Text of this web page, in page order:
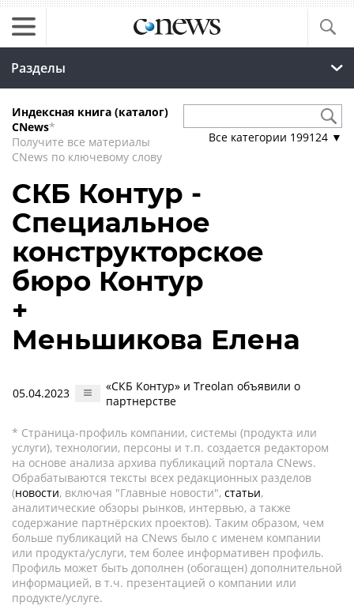
Разделы
Индексная книга (каталог)
CNews*
Получите все материалы
CNews по ключевому слову
Все категории 199124 ▼
СКБ Контур -
Специальное
конструкторское
бюро Контур
+
Меньшикова Елена
05.04.2023
«СКБ Контур» и Treolan объявили о
партнерстве
* Страница-профиль компании, системы (продукта или
услуги), технологии, персоны и т.п. создается редактором
на основе анализа архива публикаций портала CNews.
Обрабатываются тексты всех редакционных разделов
(новости, включая "Главные новости", статьи,
аналитические обзоры рынков, интервью, а также
содержание партнёрских проектов). Таким образом, чем
больше публикаций на CNews было с именем компании
или продукта/услуги, тем более информативен профиль.
Профиль может быть дополнен (обогащен) дополнительной
информацией, в т.ч. презентацией о компании или
продукте/услуге.